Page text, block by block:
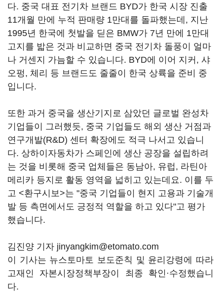
다. 중국 대표 전기차 브랜드 BYD가 한국 시장 진출
11개월 만에 누적 판매량 1만대를 돌파했는데, 지난
1995년 한국에 첫발을 딛은 BMW가 7년 만에 1만대
고지를 밟은 것과 비교하면 중국 전기차 돌풍이 얼마
나 거센지 가늠할 수 있습니다. BYD에 이어 지커, 샤
오펑, 체리 등 브랜드도 줄줄이 한국 상륙을 준비 중
입니다.
또한 과거 중국을 생산기지로 삼았던 글로벌 완성차
기업들이 그러했듯, 중국 기업들도 해외 생산 거점과
연구개발(R&D) 센터 확장에도 적극 나서고 있습니
다. 상하이자동차가 스페인에 생산 공장을 설립하려
는 것을 비롯해 중국 업체들은 동남아, 유럽, 라틴아
메리카 등지로 활동 영역을 넓히고 있는데요. 이를 두
고 <환구시보>는 "중국 기업들이 현지 고용과 기술개
발 등 측면에서도 긍정적 역할을 하고 있다"고 평가
했습니다.
김진양 기자 jinyangkim@etomato.com
이 기사는 뉴스토마토 보도준칙 및 윤리강령에 따라
고재인 자본시장정책부장이 최종 확인·수정했습니
다.